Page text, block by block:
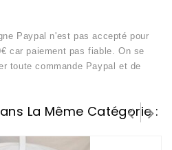
Paypal n'est pas accepté pour
car paiement pas fiable. On se
toute commande Paypal et de
La Même Catégorie :